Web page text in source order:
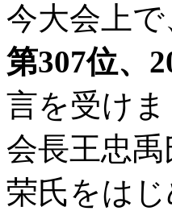
今大会上で
第307位、
言を受け
会長王忠
荣氏をは